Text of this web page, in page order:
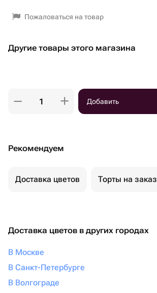
Пожаловаться на товар
Другие товары этого магазина
Добавить
Рекомендуем
Доставка цветов Торты на заказ
Доставка цветов в других городах
В Москве
В Санкт-Петербурге
В Волгограде